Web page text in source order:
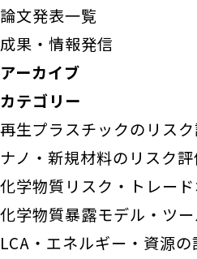
論文発表一覧
成果・情報発信
アーカイブ
カテゴリー
再生プラスチックのリス
ナノ・新規材料のリスク
化学物質リスク・トレー
化学物質暴露モデル・ツ
LCA・エネルギー・資源の